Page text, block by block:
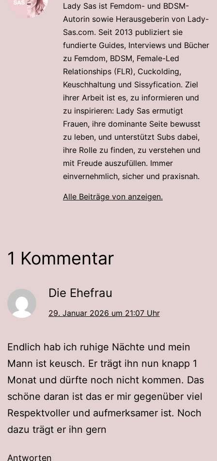
Lady Sas ist Femdom- und BDSM-
Autorin sowie Herausgeberin von Lady-
Sas.com. Seit 2013 publiziert sie
fundierte Guides, Interviews und Bücher
zu Femdom, BDSM, Female-Led
Relationships (FLR), Cuckolding,
Keuschhaltung und Sissyfication. Ziel
ihrer Arbeit ist es, zu informieren und
zu inspirieren: Lady Sas ermutigt
Frauen, ihre dominante Seite bewusst
zu leben, und unterstützt Subs dabei,
ihre Rolle zu finden, zu verstehen und
mit Freude auszufüllen. Immer
einvernehmlich, sicher und praxisnah.
Alle Beiträge von anzeigen.
1 Kommentar
Die Ehefrau
29. Januar 2026 um 21:07 Uhr
Endlich hab ich ruhige Nächte und mein
Mann ist keusch. Er trägt ihn nun knapp 1
Monat und dürfte noch nicht kommen. Das
schöne daran ist das er mir gegenüber viel
Respektvoller und aufmerksamer ist. Noch
dazu trägt er ihn gern
Antworten